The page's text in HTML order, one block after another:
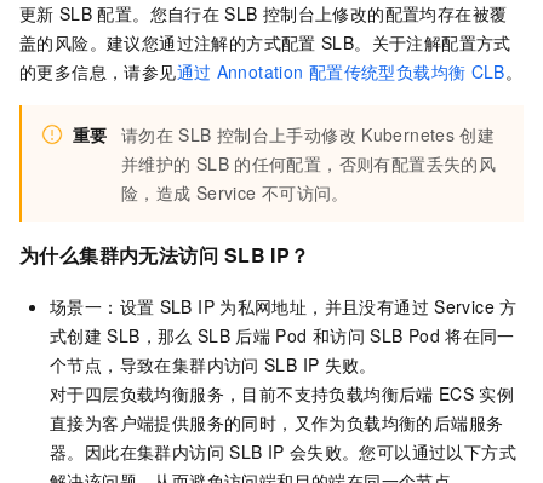
更新 SLB 配置。您自行在 SLB 控制台上修改的配置均存在被覆
盖的风险。建议您通过注解的方式配置 SLB。关于注解配置方式
的更多信息，请参见通过 Annotation 配置传统型负载均衡 CLB。
重要 请勿在 SLB 控制台上手动修改 Kubernetes 创建
并维护的 SLB 的任何配置，否则有配置丢失的风
险，造成 Service 不可访问。
为什么集群内无法访问 SLB IP？
场景一：设置 SLB IP 为私网地址，并且没有通过 Service 方
式创建 SLB，那么 SLB 后端 Pod 和访问 SLB Pod 将在同一
个节点，导致在集群内访问 SLB IP 失败。
对于四层负载均衡服务，目前不支持负载均衡后端 ECS 实例
直接为客户端提供服务的同时，又作为负载均衡的后端服务
器。因此在集群内访问 SLB IP 会失败。您可以通过以下方式